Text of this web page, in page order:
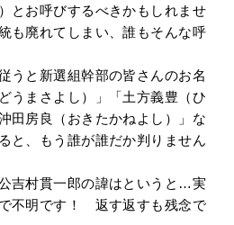
とお呼びするべきかもしれませ
も廃れてしまい、誰もそんな呼
うと新選組幹部の皆さんのお名
うまさよし）」「土方義豊（ひ
田房良（おきたかねよし）」な
と、もう誰が誰だか判りません
吉村貫一郎の諱はというと…実
不明です！ 返す返すも残念で